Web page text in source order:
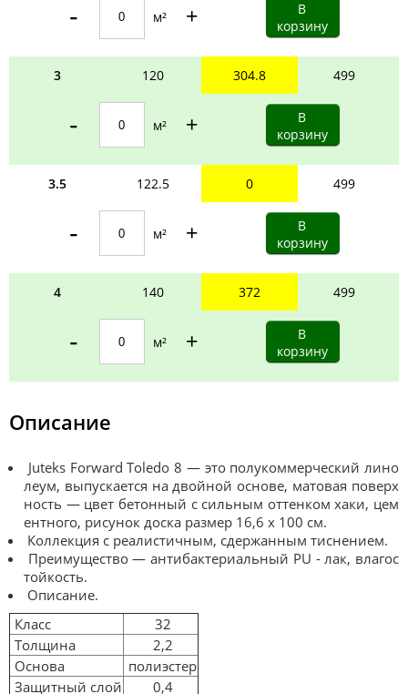
- м² +
3 120 304.8 499
- м² +
3.5 122.5 0 499
- м² +
4 140 372 499
- м² +
Описание
Juteks Forward Toledo 8 — это полукоммерческий лино
леум, выпускается на двойной основе, матовая поверх
ность — цвет бетонный с сильным оттенком хаки, цем
ентного, рисунок доска размер 16,6 х 100 см.
Коллекция с реалистичным, сдержанным тиснением.
Преимущество — антибактериальный PU - лак, влагос
тойкость.
Описание.
Класс
32
Толщина
2,2
Основа
полиэстер
Защитный слой
0,4